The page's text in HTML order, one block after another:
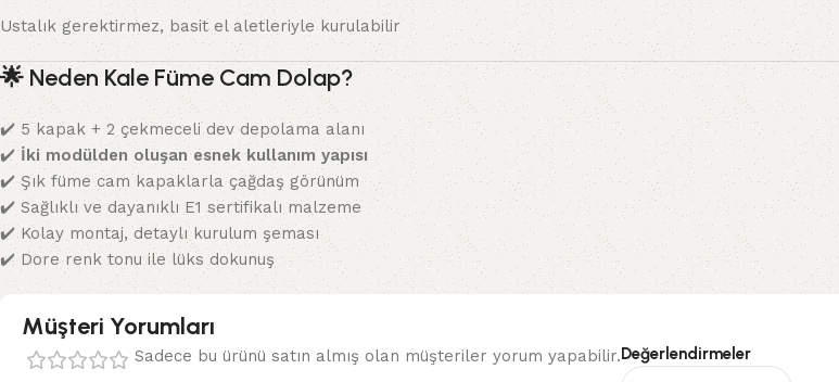
Ustalık gerektirmez, basit el aletleriyle kurulabilir
🌟 Neden Kale Füme Cam Dolap?
✔️ 5 kapak + 2 çekmeceli dev depolama alanı
✔️ İki modülden oluşan esnek kullanım yapısı
✔️ Şık füme cam kapaklarla çağdaş görünüm
✔️ Sağlıklı ve dayanıklı E1 sertifikalı malzeme
✔️ Kolay montaj, detaylı kurulum şeması
✔️ Dore renk tonu ile lüks dokunuş
Müşteri Yorumları
Değerlendirmeler
Sadece bu ürünü satın almış olan müşteriler yorum yapabilir.